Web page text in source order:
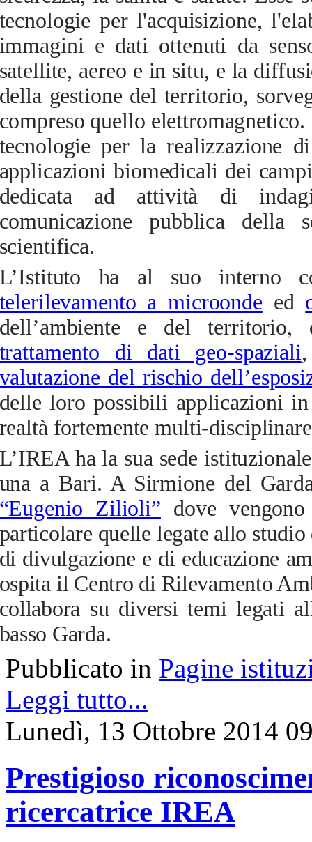
per l'acquisizione,
e dati ottenuti da
aereo e in situ, e la
gestione del territorio,
quello
per la realizzazione
biomedicali dei
ad attività di
pubblica
ha al suo interno
a microonde ed
e del
di dati geo-spaziali
del rischio
loro possibili applicazioni
fortemente multi-
ha la sua sede
a Bari. A Sirmione del
Zilioli” dove
quelle legate allo
divulgazione e di educazione
il Centro di Rilevamento
su diversi temi legati
Garda.
Pubblicato in Pagine
Leggi tutto...
Lunedì, 13 Ottobre 2014
Prestigioso
ricercatrice IREA